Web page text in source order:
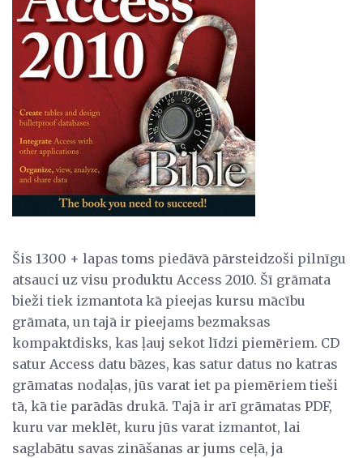
Šis 1300 + lapas toms piedāvā pārsteidzoši pilnīgu
atsauci uz visu produktu Access 2010. Šī grāmata
bieži tiek izmantota kā pieejas kursu mācību
grāmata, un tajā ir pieejams bezmaksas
kompaktdisks, kas ļauj sekot līdzi piemēriem. CD
satur Access datu bāzes, kas satur datus no katras
grāmatas nodaļas, jūs varat iet pa piemēriem tieši
tā, kā tie parādās drukā. Tajā ir arī grāmatas PDF,
kuru var meklēt, kuru jūs varat izmantot, lai
saglabātu savas zināšanas ar jums ceļā, ja